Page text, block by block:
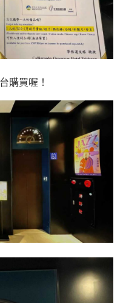
購買喔！